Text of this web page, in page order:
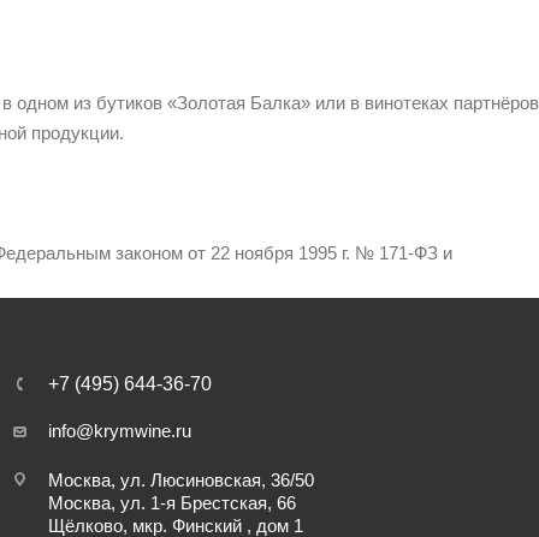
одном из бутиков «Золотая Балка» или в винотеках партнёров
продукции.
законом от 22 ноября 1995 г. № 171-ФЗ и
+7 (495) 644-36-70
info@krymwine.ru
Москва, ул. Люсиновская, 36/50
Москва, ул. 1-я Брестская, 66
Щёлково, мкр. Финский , дом 1